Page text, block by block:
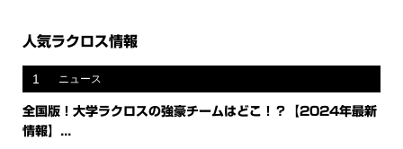
人気ラクロス情報
1 ニュース
全国版！大学ラクロスの強豪チームはどこ！？【2024年最新
情報】...